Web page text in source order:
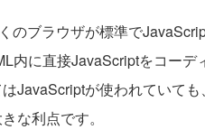
のブラウザが標準で
内に直接JavaScriptをコーデ
JavaScriptが使われていて
な利点です。